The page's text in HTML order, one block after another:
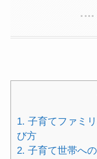
1. 子育てファミ
び方
2. 子育て世帯へ